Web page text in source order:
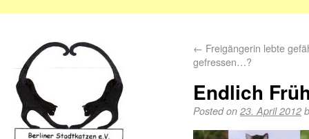
← Freigängerin lebte
gefressen…?
Endlich
Posted on 23. April 2012